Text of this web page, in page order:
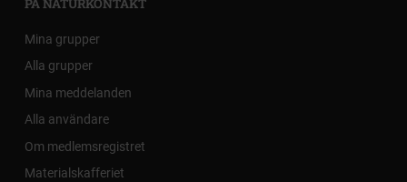
PÅ NATURKONTAKT
Mina grupper
Alla grupper
Mina meddelanden
Alla användare
Om medlemsregistret
Materialskafferiet